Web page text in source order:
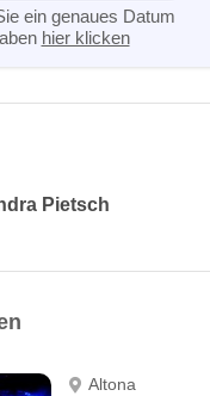
ein genaues Datum
hier klicken
Pietsch
Altona